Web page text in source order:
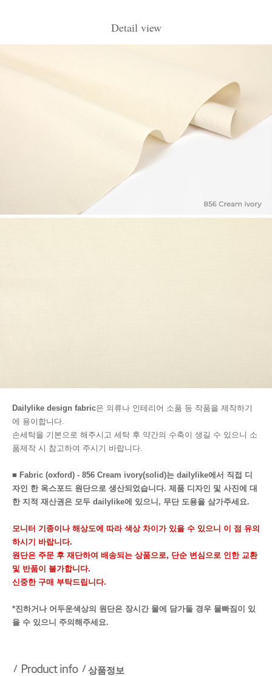
Detail view
Dailylike design fabric은 의류나 인테리어 소품 등 작품을 제작하기
에 용이합니다.
손세탁을 기본으로 해주시고 세탁 후 약간의 수축이 생길 수 있으니 소
품제작 시 참고하여 주시기 바랍니다.
■ Fabric (oxford) - 856 Cream ivory(solid)는 dailylike에서 직접 디
자인 한 옥스포드 원단으로 생산되었습니다. 제품 디자인 및 사진에 대
한 지적 재산권은 모두 dailylike에 있으니, 무단 도용을 삼가주세요.
모니터 기종이나 해상도에 따라 색상 차이가 있을 수 있으니 이 점 유의
하시기 바랍니다.
원단은 주문 후 재단하여 배송되는 상품으로, 단순 변심으로 인한 교환
및 반품이 불가합니다.
신중한 구매 부탁드립니다.
*진하거나 어두운색상의 원단은 장시간 물에 담가둘 경우 물빠짐이 있
을 수 있으니 주의해주세요.
상품정보